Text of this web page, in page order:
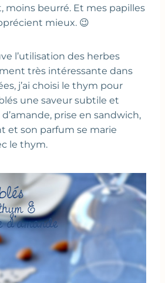
moins beurré. Et mes papilles
mieux. 😉
l’utilisation des herbes
très intéressante dans
j’ai choisi le thym pour
une saveur subtile et
prise en sandwich,
et son parfum se marie
le thym.